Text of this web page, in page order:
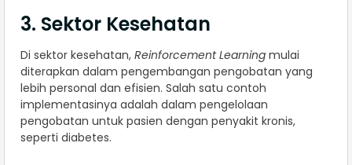
3. Sektor Kesehatan
Di sektor kesehatan, Reinforcement Learning mulai
diterapkan dalam pengembangan pengobatan yang
lebih personal dan efisien. Salah satu contoh
implementasinya adalah dalam pengelolaan
pengobatan untuk pasien dengan penyakit kronis,
seperti diabetes.